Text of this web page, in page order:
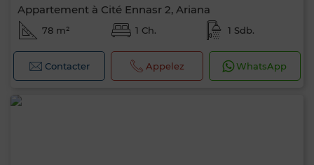
Appartement à Cité Ennasr 2, Ariana
78 m² 1 Ch. 1 Sdb.
Contacter Appelez WhatsApp